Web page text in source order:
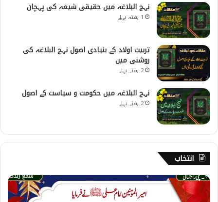
نہج البلاغہ میں حقیقی شیعہ کی پہچان
1 ہفتہ پہلے
تربیت اولاد کے بنیادی اصول نہج البلاغہ کی
روشنی میں
2 ہفتے پہلے
نہج البلاغہ میں حکومت و سیاست کے اصول
2 ہفتے پہلے
انتخاب
1
9